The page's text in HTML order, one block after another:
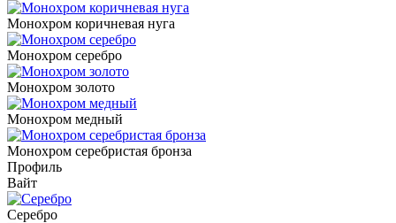
Монохром коричневая нуга
Монохром серебро
Монохром золото
Монохром медный
Монохром серебристая бронза
Профиль
Вайт
Серебро